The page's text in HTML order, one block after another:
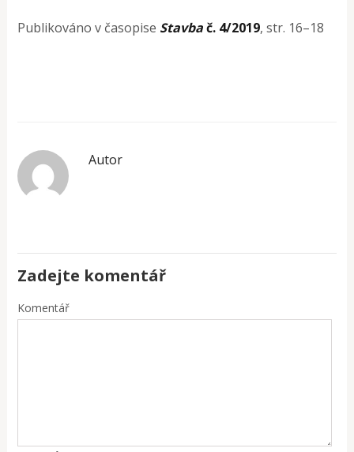
Publikováno v časopise Stavbač. 4/2019, str. 16–18
Autor
Zadejte komentář
Komentář